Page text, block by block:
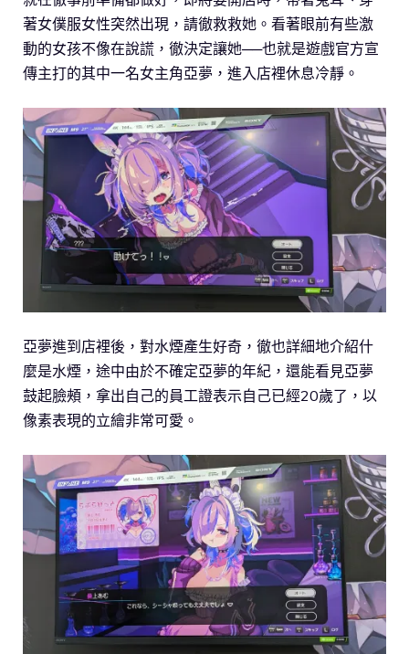
著女僕服女性突然出現，請徹救救她。看著眼前有些激
動的女孩不像在說謊，徹決定讓她──也就是遊戲官方宣
傳主打的其中一名女主角亞夢，進入店裡休息冷靜。
亞夢進到店裡後，對水煙產生好奇，徹也詳細地介紹什
麼是水煙，途中由於不確定亞夢的年紀，還能看見亞夢
鼓起臉頰，拿出自己的員工證表示自己已經20歲了，以
像素表現的立繪非常可愛。